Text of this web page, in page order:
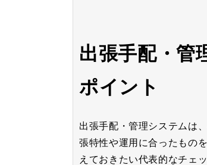
出張手配・管
ポイント
出張手配・管理システムは
張特性や運用に合ったもの
えておきたい代表的なチェ